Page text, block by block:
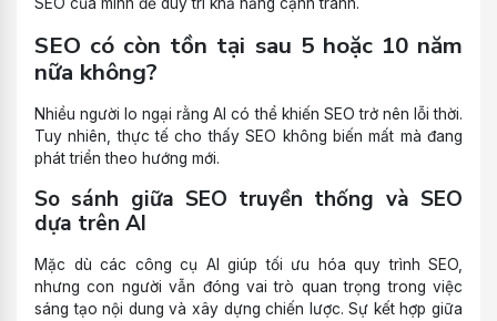
SEO của mình để duy trì khả năng cạnh tranh.
SEO có còn tồn tại sau 5 hoặc 10 năm
nữa không?
Nhiều người lo ngại rằng AI có thể khiến SEO trở nên lỗi thời.
Tuy nhiên, thực tế cho thấy SEO không biến mất mà đang
phát triển theo hướng mới.
So sánh giữa SEO truyền thống và SEO
dựa trên AI
Mặc dù các công cụ AI giúp tối ưu hóa quy trình SEO,
nhưng con người vẫn đóng vai trò quan trọng trong việc
sáng tạo nội dung và xây dựng chiến lược. Sự kết hợp giữa